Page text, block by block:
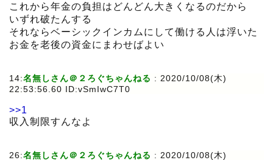
これから年金の負担はどんどん大きくなるのだから
いずれ破たんする
それならベーシックインカムにして働ける人は浮いた
お金を老後の資金にまわせばよい
14:名無しさん＠２ろぐちゃんねる : 2020/10/08(木)
22:53:56.60 ID:vSmIwC7T0
>>1
収入制限すんなよ
26:名無しさん＠２ろぐちゃんねる : 2020/10/08(木)